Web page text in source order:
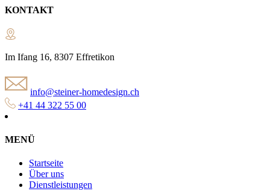
KONTAKT
Im Ifang 16, 8307 Effretikon
info@steiner-homedesign.ch
+41 44 322 55 00
MENÜ
Startseite
Über uns
Dienstleistungen